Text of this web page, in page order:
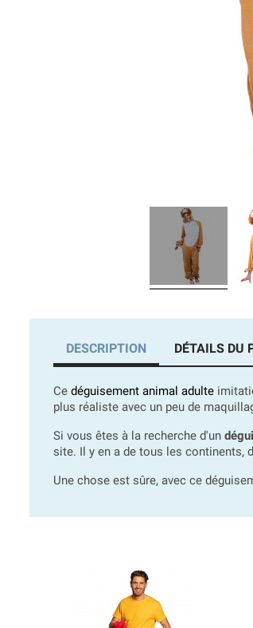
DESCRIPTION DÉTAILS DU
Ce déguisement animal adulte
plus réaliste avec un peu de
Si vous êtes à la recherche d'un
site. Il y en a de tous les continents,
Une chose est sûre, avec ce